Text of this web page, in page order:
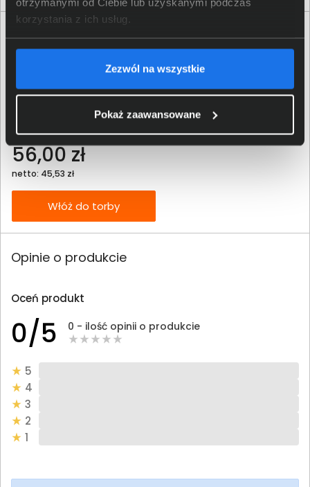
korzystania z ich usług.
Zezwól na wszystkie
Pokaż zaawansowane
Tusz HP 305 czarny 3YM61AE
56,00 zł
netto: 45,53 zł
Włóż do torby
Opinie o produkcie
Oceń produkt
0/5 0 - ilość opinii o produkcie
5
4
3
2
1